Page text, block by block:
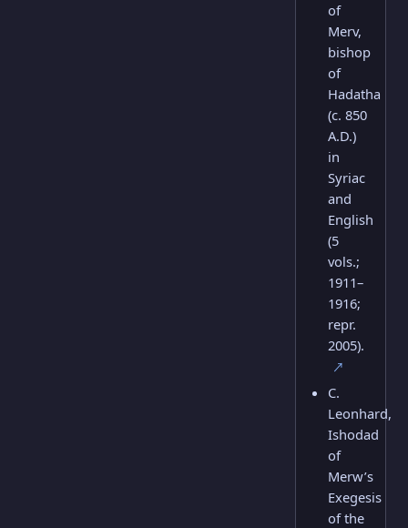
of
Merv,
bishop
of
Hadatha
(c. 850
A.D.)
in
Syriac
and
English
(5
vols.;
1911–
1916;
repr.
2005).
↗
C.
Leonhard,
Ishodad
of
Merw’s
Exegesis
of the